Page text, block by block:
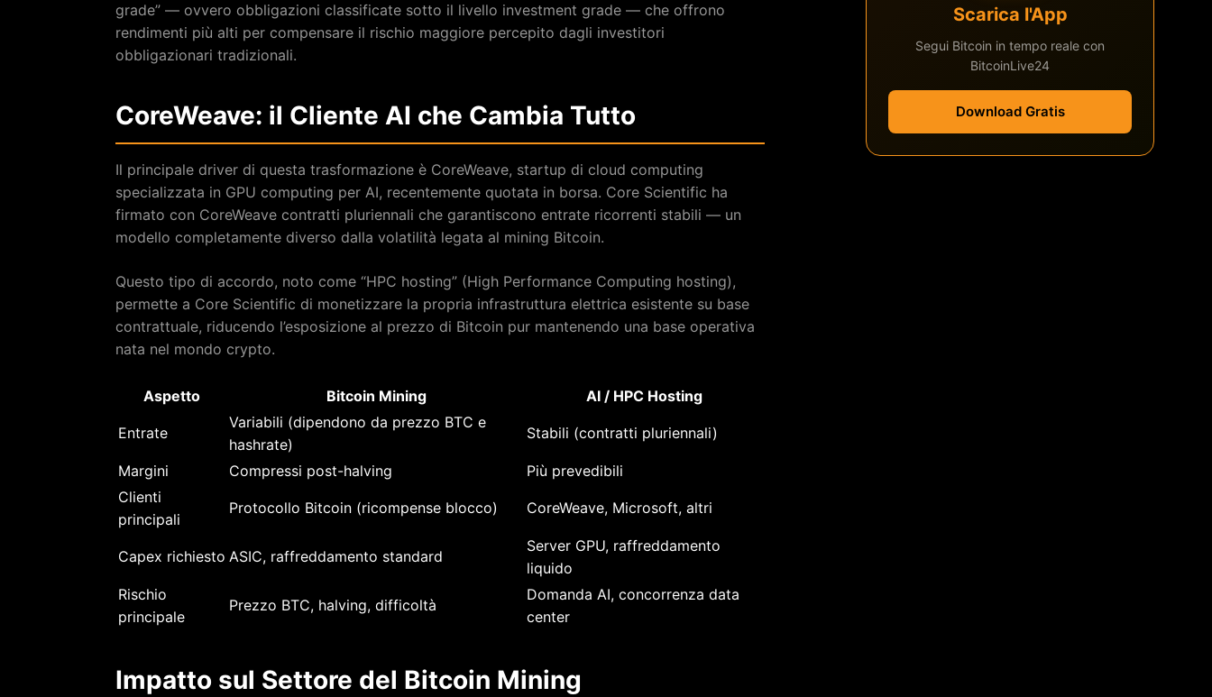
grade” — ovvero obbligazioni classificate sotto il livello investment grade — che offrono
rendimenti più alti per compensare il rischio maggiore percepito dagli investitori
obbligazionari tradizionali.
CoreWeave: il Cliente AI che Cambia Tutto
Il principale driver di questa trasformazione è CoreWeave, startup di cloud computing
specializzata in GPU computing per AI, recentemente quotata in borsa. Core Scientific ha
firmato con CoreWeave contratti pluriennali che garantiscono entrate ricorrenti stabili — un
modello completamente diverso dalla volatilità legata al mining Bitcoin.
Questo tipo di accordo, noto come “HPC hosting” (High Performance Computing hosting),
permette a Core Scientific di monetizzare la propria infrastruttura elettrica esistente su base
contrattuale, riducendo l’esposizione al prezzo di Bitcoin pur mantenendo una base operativa
nata nel mondo crypto.
Aspetto Bitcoin Mining AI / HPC Hosting
Entrate
Variabili (dipendono da prezzo BTC e
hashrate)
Stabili (contratti pluriennali)
Margini Compressi post-halving
Più prevedibili
Clienti
principali
Protocollo Bitcoin (ricompense blocco) CoreWeave, Microsoft, altri
Capex richiesto ASIC, raffreddamento standard
Server GPU, raffreddamento
liquido
Rischio
principale
Prezzo BTC, halving, difficoltà
Domanda AI, concorrenza data
center
Impatto sul Settore del Bitcoin Mining
Scarica l'App
Segui Bitcoin in tempo reale con
BitcoinLive24
Download Gratis